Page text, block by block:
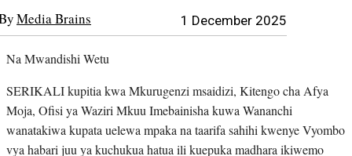
Media Brains 1 December 2025
Na Mwandishi Wetu
SERIKALI kupitia kwa Mkurugenzi msaidizi, Kitengo cha Afya
Moja, Ofisi ya Waziri Mkuu Imebainisha kuwa Wananchi
wanatakiwa kupata uelewa mpaka na taarifa sahihi kwenye Vyombo
vya habari juu ya kuchukua hatua ili kuepuka madhara ikiwemo